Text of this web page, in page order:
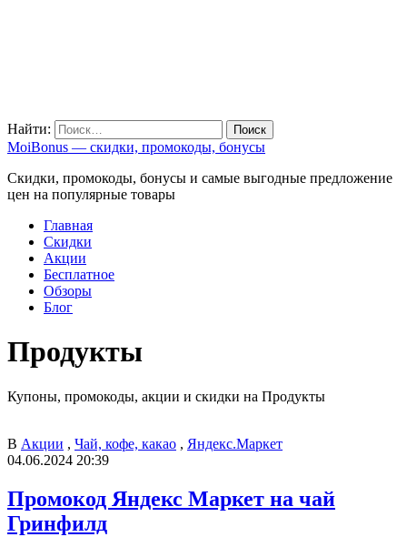
Найти:
MoiBonus — скидки, промокоды, бонусы
Скидки, промокоды, бонусы и самые выгодные предложение
цен на популярные товары
Главная
Скидки
Акции
Бесплатное
Обзоры
Блог
Продукты
Купоны, промокоды, акции и скидки на Продукты
В Акции , Чай, кофе, какао , Яндекс.Маркет
04.06.2024 20:39
Промокод Яндекс Маркет на чай
Гринфилд